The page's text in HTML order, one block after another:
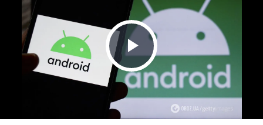
Play Video